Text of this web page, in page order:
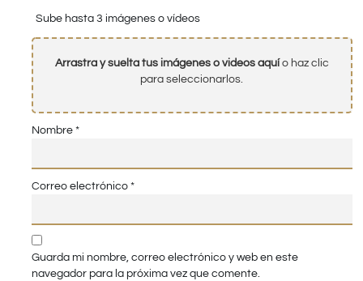
Sube hasta 3 imágenes o vídeos
Arrastra y suelta tus imágenes o videos aquío haz clic
para seleccionarlos.
Nombre *
Correo electrónico *
Guarda mi nombre, correo electrónico y web en este
navegador para la próxima vez que comente.